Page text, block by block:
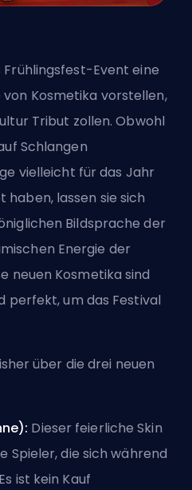
Event eine
Kosmetika vorstellen,
Tribut zollen. Obwohl
Schlangen
vielleicht für das Jahr
lassen sie sich
Bildsprache der
Energie der
neuen Kosmetika sind
perfekt, um das Festival
über die drei neuen
Dieser feierliche Skin
Spieler, die sich während
ist kein Kauf